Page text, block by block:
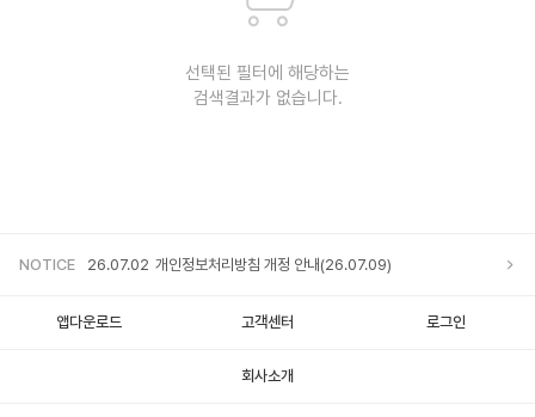
선택된 필터에 해당하는
검색결과가 없습니다.
NOTICE 26.07.02 개인정보처리방침 개정 안내(26.07.09)
앱다운로드 고객센터 로그인
회사소개